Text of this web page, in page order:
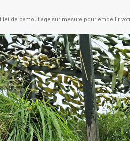
filet de camouflage sur mesure pour embellir